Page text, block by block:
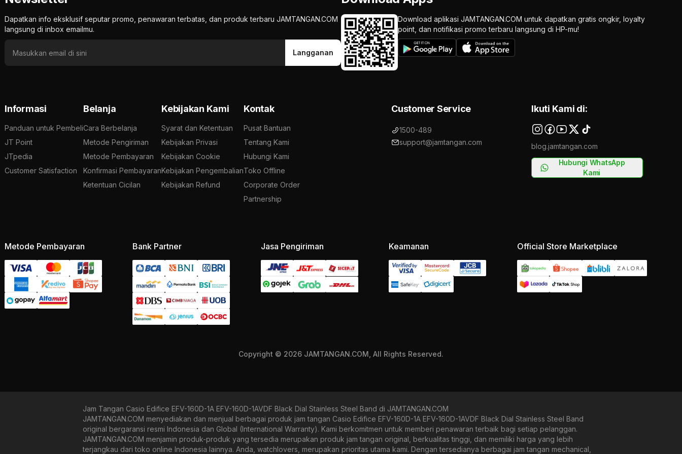
Dapatkan info eksklusif seputar promo, penawaran terbatas, dan produk terbaru JAMTANGAN.COM
langsung di inbox emailmu.
Langganan
Download aplikasi JAMTANGAN.COM untuk dapatkan gratis ongkir, loyalty
point, dan notifikasi promo terbaru langsung di HP-mu!
Informasi
Panduan untuk Pembeli
JT Point
JTpedia
Customer Satisfaction
Belanja
Cara Berbelanja
Metode Pengiriman
Metode Pembayaran
Konfirmasi Pembayaran
Ketentuan Cicilan
Kebijakan Kami
Syarat dan Ketentuan
Kebijakan Privasi
Kebijakan Cookie
Kebijakan Pengembalian
Kebijakan Refund
Kontak
Pusat Bantuan
Tentang Kami
Hubungi Kami
Toko Offline
Corporate Order
Partnership
Customer Service
1500-489
support@jamtangan.com
Ikuti Kami di:
blog.jamtangan.com
Hubungi WhatsApp
Kami
Metode Pembayaran Bank Partner Jasa Pengiriman Keamanan Official Store Marketplace
Copyright © 2026 JAMTANGAN.COM, All Rights Reserved.
Jam Tangan Casio Edifice EFV-160D-1A EFV-160D-1AVDF Black Dial Stainless Steel Band di JAMTANGAN.COM
JAMTANGAN.COM menyediakan dan menjual berbagai produk jam tangan Casio Edifice EFV-160D-1A EFV-160D-1AVDF Black Dial Stainless Steel Band
original bergaransi resmi Indonesia dan Global (International Warranty). Kami berkomitmen untuk memberi penawaran terbaik bagi setiap pelanggan.
JAMTANGAN.COM menjamin produk-produk yang tersedia merupakan produk jam tangan original, berkualitas tinggi, dan memiliki harga yang lebih
terjangkau dari toko online Indonesia lainnya. Anda, watchlovers, merupakan prioritas utama kami. Dengan tersedianya berbagai jam tangan mechanical,